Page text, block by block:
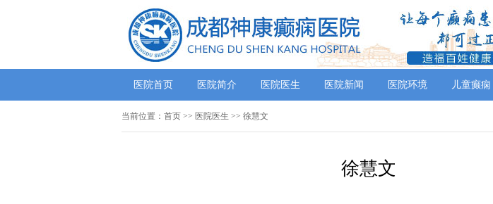
医院首页 医院简介 医院医生 医院新闻 医院环境 儿童癫痫
当前位置： 首页 >> 医院医生 >> 徐慧文
徐慧文